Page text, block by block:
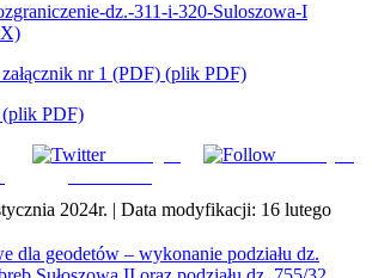
dz.-311-i-320-Suloszowa-I
nr 1 (PDF) (plik PDF)
(plik PDF)
Udostępnij
Subskrybuj
2024r. | Data modyfikacji: 16 lutego
dla geodetów – wykonanie podziału dz.